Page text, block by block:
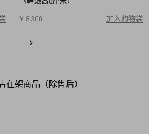
34
36
39
¥ 8,300
加入购物袋
5
6
在架商品（除售后）